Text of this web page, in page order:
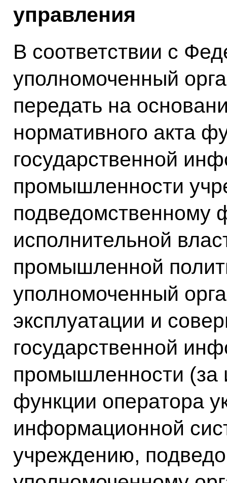
управления
В соответствии с
уполномоченный
передать на
нормативного акта
государственной
промышленности
подведомственному
исполнительной
промышленной
уполномоченный
эксплуатации и
государственной
промышленности (за
функции оператора
информационной
учреждению,